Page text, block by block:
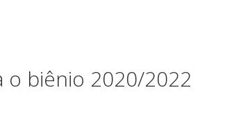
o biênio 2020/2022